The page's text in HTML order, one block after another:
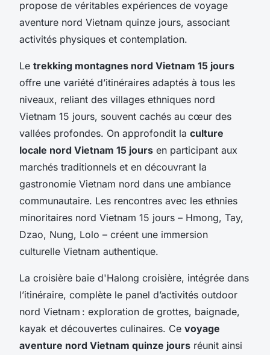
propose de véritables expériences de voyage
aventure nord Vietnam quinze jours, associant
activités physiques et contemplation.
Le trekking montagnes nord Vietnam 15 jours
offre une variété d’itinéraires adaptés à tous les
niveaux, reliant des villages ethniques nord
Vietnam 15 jours, souvent cachés au cœur des
vallées profondes. On approfondit la culture
locale nord Vietnam 15 jours en participant aux
marchés traditionnels et en découvrant la
gastronomie Vietnam nord dans une ambiance
communautaire. Les rencontres avec les ethnies
minoritaires nord Vietnam 15 jours – Hmong, Tay,
Dzao, Nung, Lolo – créent une immersion
culturelle Vietnam authentique.
La croisière baie d'Halong croisière, intégrée dans
l’itinéraire, complète le panel d’activités outdoor
nord Vietnam : exploration de grottes, baignade,
kayak et découvertes culinaires. Ce voyage
aventure nord Vietnam quinze jours réunit ainsi